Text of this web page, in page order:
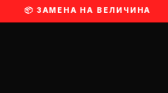
📦 ЗАМЕНА НА ВЕЛИЧИНА